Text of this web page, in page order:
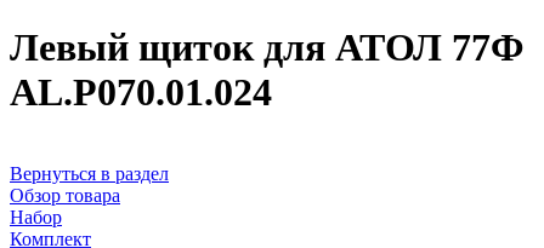
Левый щиток для АТОЛ 77Ф
AL.P070.01.024
Вернуться в раздел
Обзор товара
Набор
Комплект